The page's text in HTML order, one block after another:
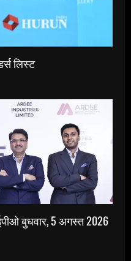
लिस्ट
बुधवार, 5 अगस्त 2026